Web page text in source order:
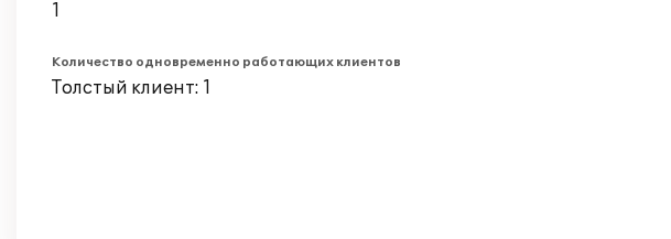
1
Количество одновременно работающих клиентов
Толстый клиент: 1